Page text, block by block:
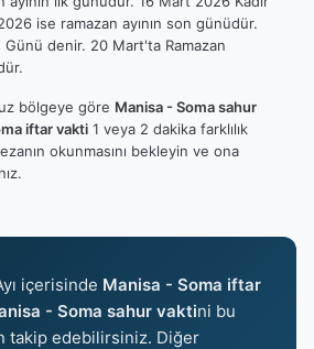
ise ramazan ayının son günüdür.
Günü denir. 20 Mart'ta Ramazan
bölgeye göre Manisa - Soma sahur
iftar vakti 1 veya 2 dakika farklılık
okunmasını bekleyin ve ona
içerisinde Manisa - Soma iftar
- Soma sahur vaktini bu
takip edebilirsiniz. Diğer